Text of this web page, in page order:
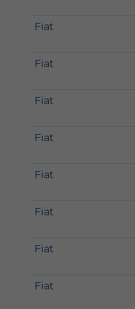
Fiat
Fiat
Fiat
Fiat
Fiat
Fiat
Fiat
Fiat